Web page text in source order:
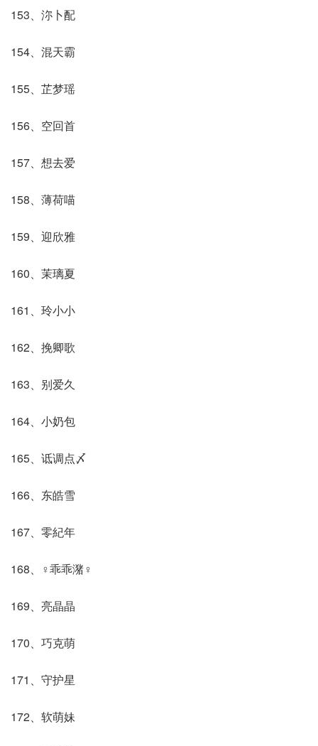
153、沵卜配
154、混天霸
155、芷梦瑶
156、空回首
157、想去爱
158、薄荷喵
159、迎欣雅
160、茉璃夏
161、玲小小
162、挽卿歌
163、别爱久
164、小奶包
165、诋调点〆
166、东皓雪
167、零紀年
168、♀乖乖潴♀
169、亮晶晶
170、巧克萌
171、守护星
172、软萌妹